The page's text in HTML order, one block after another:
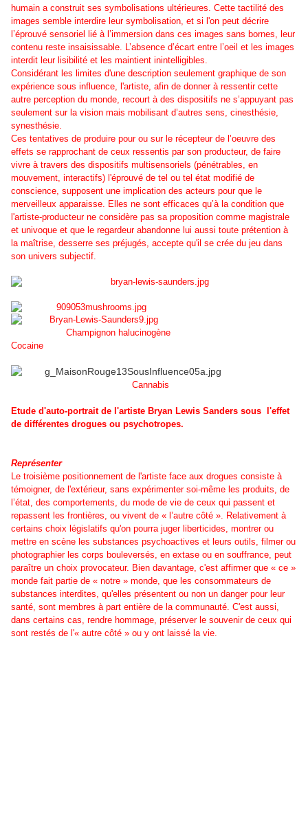
humain a construit ses symbolisations ultérieures. Cette tactilité des
images semble interdire leur symbolisation, et si l'on peut décrire
l’éprouvé sensoriel lié à l’immersion dans ces images sans bornes, leur
contenu reste insaisissable. L’absence d’écart entre l’oeil et les images
interdit leur lisibilité et les maintient inintelligibles.
Considérant les limites d'une description seulement graphique de son
expérience sous influence, l'artiste, afin de donner à ressentir cette
autre perception du monde, recourt à des dispositifs ne s’appuyant pas
seulement sur la vision mais mobilisant d’autres sens, cinesthésie,
synesthésie.
Ces tentatives de produire pour ou sur le récepteur de l’oeuvre des
effets se rapprochant de ceux ressentis par son producteur, de faire
vivre à travers des dispositifs multisensoriels (pénétrables, en
mouvement, interactifs) l'éprouvé de tel ou tel état modifié de
conscience, supposent une implication des acteurs pour que le
merveilleux apparaisse. Elles ne sont efficaces qu’à la condition que
l'artiste-producteur ne considère pas sa proposition comme magistrale
et univoque et que le regardeur abandonne lui aussi toute prétention à
la maîtrise, desserre ses préjugés, accepte qu'il se crée du jeu dans
son univers subjectif.
Champignon halucinogène
Cocaine
Cannabis
Etude d'auto-portrait de l'artiste Bryan Lewis Sanders sous l'effet
de différentes drogues ou psychotropes.
Représenter
Le troisième positionnement de l'artiste face aux drogues consiste à
témoigner, de l'extérieur, sans expérimenter soi-même les produits, de
l’état, des comportements, du mode de vie de ceux qui passent et
repassent les frontières, ou vivent de « l’autre côté ». Relativement à
certains choix législatifs qu'on pourra juger liberticides, montrer ou
mettre en scène les substances psychoactives et leurs outils, filmer ou
photographier les corps bouleversés, en extase ou en souffrance, peut
paraître un choix provocateur. Bien davantage, c'est affirmer que « ce »
monde fait partie de « notre » monde, que les consommateurs de
substances interdites, qu'elles présentent ou non un danger pour leur
santé, sont membres à part entière de la communauté. C'est aussi,
dans certains cas, rendre hommage, préserver le souvenir de ceux qui
sont restés de l'« autre côté » ou y ont laissé la vie.